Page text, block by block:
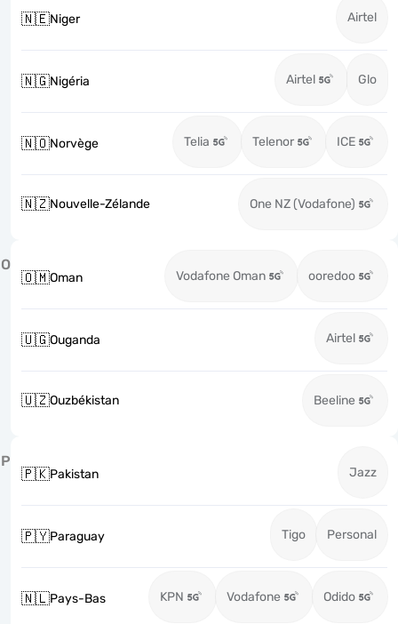
🇳🇪Niger Airtel
🇳🇬Nigéria Airtel Glo
🇳🇴Norvège Telia Telenor ICE
🇳🇿Nouvelle-Zélande One NZ (Vodafone)
O
🇴🇲Oman Vodafone Oman ooredoo
🇺🇬Ouganda Airtel
🇺🇿Ouzbékistan Beeline
P
🇵🇰Pakistan Jazz
🇵🇾Paraguay Tigo Personal
🇳🇱Pays-Bas KPN Vodafone Odido